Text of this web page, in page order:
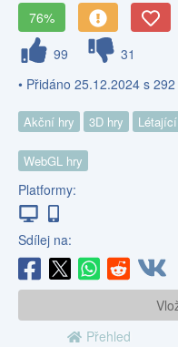
76%
99
31
• Přidáno 25.12.2024 s
Akční hry 3D hry
WebGL hry
Platformy:
Sdílej na:
Přehled